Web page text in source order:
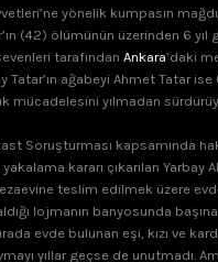
yönelik kumpasın
(42) ölümünün üzerinden 6 yıl
tarafından Ankara’daki
Tatar’ın ağabeyi Ahmet Tatar ise
mücadelesini yılmadan
Soruşturması kapsamında
kararı çıkarılan Yarbay
teslim edilmek üzere
lojmanın banyosunda
evde bulunan eşi, kızı ve
yıllar geçse de unutmadı.